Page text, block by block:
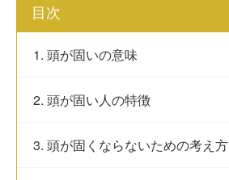
目次
1. 頭が固いの意味
2. 頭が固い人の特徴
3. 頭が固くならないための考え方